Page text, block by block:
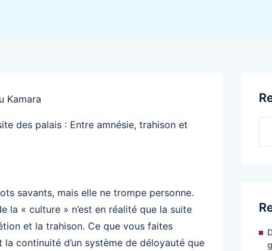
Kamara
des palais : Entre amnésie, trahison et
savants, mais elle ne trompe personne.
la « culture » n’est en réalité que la suite
et la trahison. Ce que vous faites
la continuité d’un système de déloyauté que